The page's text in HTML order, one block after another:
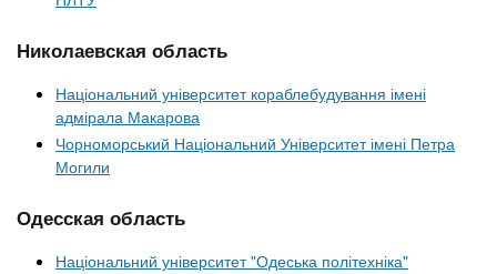
Николаевская область
Національний університет кораблебудування імені
адмірала Макарова
Чорноморський Національний Університет імені Петра
Могили
Одесская область
Національний університет "Одеська політехніка"